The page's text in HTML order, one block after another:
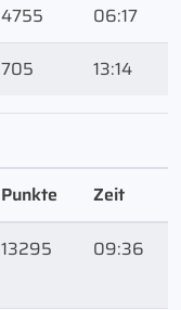
4755
06:17
705 13:14
Punkte Zeit
13295 09:36